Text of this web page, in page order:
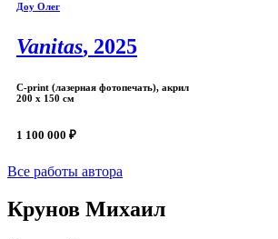
Доу Олег
Vanitas, 2025
С-print (лазерная фотопечать), акрил
200 х 150 см
1 100 000 ₽
Все работы автора
Крунов Михаил